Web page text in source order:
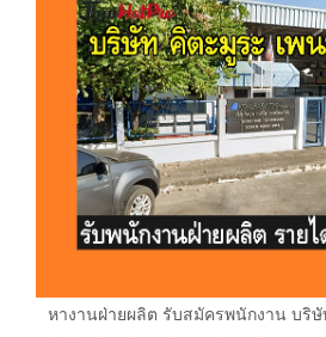
หางานฝ่ายผลิต รับสมัครพนักงาน บริ